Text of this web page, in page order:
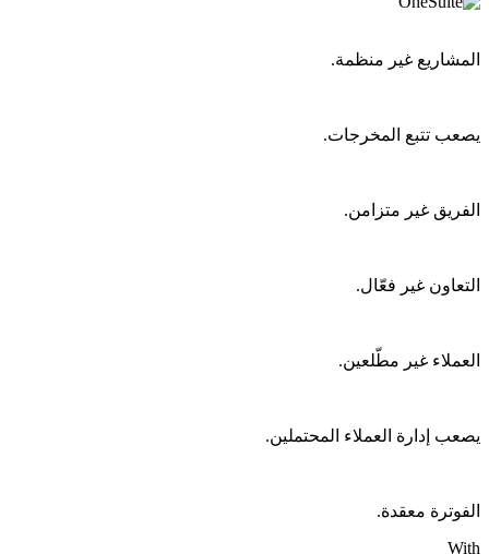
المشاريع غير منظمة.
يصعب تتبع المخرجات.
الفريق غير متزامن.
التعاون غير فعّال.
العملاء غير مطّلعين.
يصعب إدارة العملاء المحتملين.
الفوترة معقدة.
With